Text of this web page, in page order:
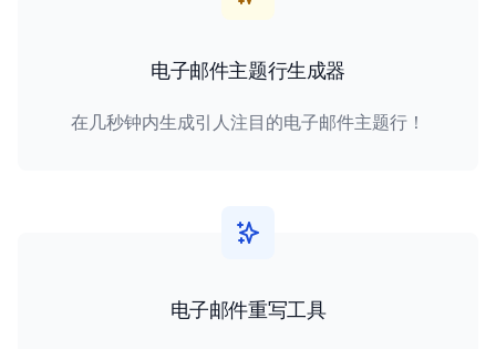
电子邮件主题行生成器
在几秒钟内生成引人注目的电子邮件主题行！
电子邮件重写工具